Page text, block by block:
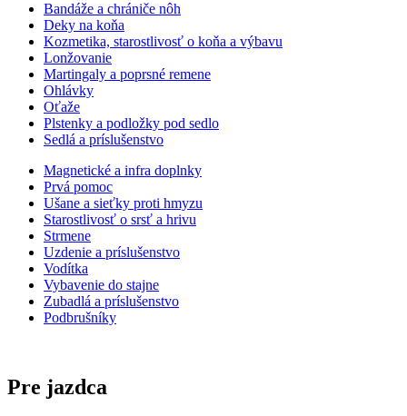
Bandáže a chrániče nôh
Deky na koňa
Kozmetika, starostlivosť o koňa a výbavu
Lonžovanie
Martingaly a poprsné remene
Ohlávky
Oťaže
Plstenky a podložky pod sedlo
Sedlá a príslušenstvo
Magnetické a infra doplnky
Prvá pomoc
Ušane a sieťky proti hmyzu
Starostlivosť o srsť a hrivu
Strmene
Uzdenie a príslušenstvo
Vodítka
Vybavenie do stajne
Zubadlá a príslušenstvo
Podbrušníky
Pre jazdca